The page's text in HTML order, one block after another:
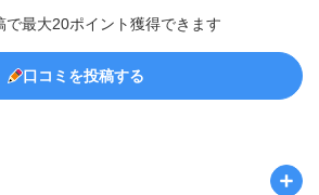
で最大20ポイント獲得できます
口コミを投稿する